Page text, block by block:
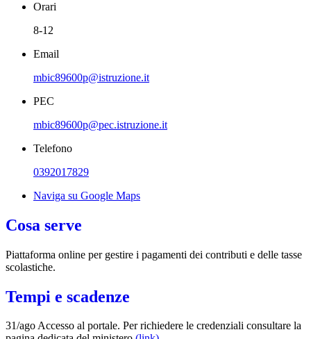
Orari
8-12
Email
mbic89600p@istruzione.it
PEC
mbic89600p@pec.istruzione.it
Telefono
0392017829
Naviga su Google Maps
Cosa serve
Piattaforma online per gestire i pagamenti dei contributi e delle tasse
scolastiche.
Tempi e scadenze
31/ago Accesso al portale. Per richiedere le credenziali consultare la